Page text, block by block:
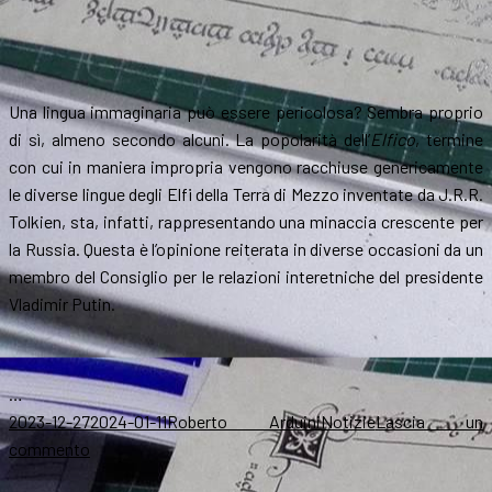
Una lingua immaginaria può essere pericolosa? Sembra proprio
di sì, almeno secondo alcuni. La popolarità dell’Elfico, termine
con cui in maniera impropria vengono racchiuse genericamente
le diverse lingue degli Elfi della Terra di Mezzo inventate da J.R.R.
Tolkien, sta, infatti, rappresentando una minaccia crescente per
la Russia. Questa è l’opinione reiterata in diverse occasioni da un
membro del Consiglio per le relazioni interetniche del presidente
Vladimir Putin.
…
Scritto
il
2023-12-272024-01-11Autore
Roberto ArduiniCategorie
NotizieLascia un
commento su
In